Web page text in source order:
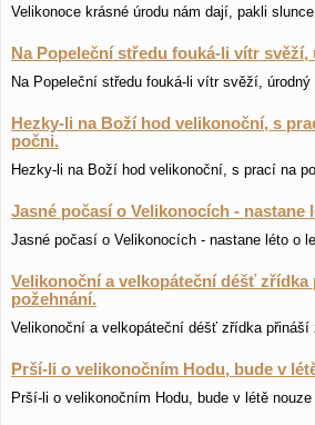
Velikonoce krásné úrodu nám dají, pakli
Na Popeleční středu fouká-li vítr
Na Popeleční středu fouká-li vítr svěží,
Hezky-li na Boží hod velikonoční, s
počni.
Hezky-li na Boží hod velikonoční, s prací na
Jasné počasí o Velikonocích - nastane
Jasné počasí o Velikonocích - nastane léto o
Velikonoční a velkopáteční déšť zřídka
požehnání.
Velikonoční a velkopáteční déšť zřídka přináší
Prší-li o velikonočním Hodu, bude v
Prší-li o velikonočním Hodu, bude v létě nouze